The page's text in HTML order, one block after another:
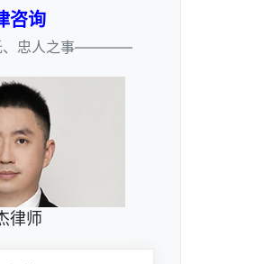
咨询
忠人之事————
律师